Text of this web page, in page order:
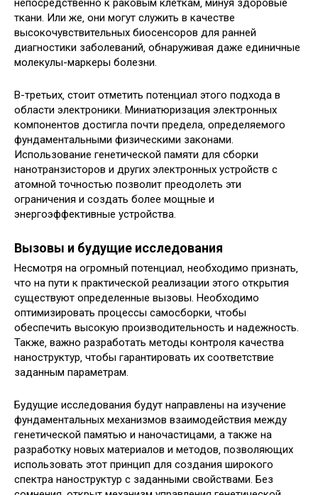
непосредственно к раковым клеткам‚ минуя здоровые
ткани. Или же‚ они могут служить в качестве
высокочувствительных биосенсоров для ранней
диагностики заболеваний‚ обнаруживая даже единичные
молекулы-маркеры болезни.
В-третьих‚ стоит отметить потенциал этого подхода в
области электроники. Миниатюризация электронных
компонентов достигла почти предела‚ определяемого
фундаментальными физическими законами.
Использование генетической памяти для сборки
нанотранзисторов и других электронных устройств с
атомной точностью позволит преодолеть эти
ограничения и создать более мощные и
энергоэффективные устройства.
Вызовы и будущие исследования
Несмотря на огромный потенциал‚ необходимо признать‚
что на пути к практической реализации этого открытия
существуют определенные вызовы. Необходимо
оптимизировать процессы самосборки‚ чтобы
обеспечить высокую производительность и надежность.
Также‚ важно разработать методы контроля качества
наноструктур‚ чтобы гарантировать их соответствие
заданным параметрам.
Будущие исследования будут направлены на изучение
фундаментальных механизмов взаимодействия между
генетической памятью и наночастицами‚ а также на
разработку новых материалов и методов‚ позволяющих
использовать этот принцип для создания широкого
спектра наноструктур с заданными свойствами. Без